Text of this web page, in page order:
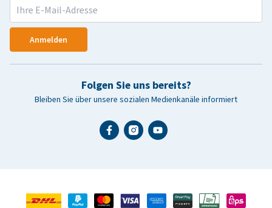
Anmelden
Folgen Sie uns bereits?
Bleiben Sie über unsere sozialen Medienkanäle informiert